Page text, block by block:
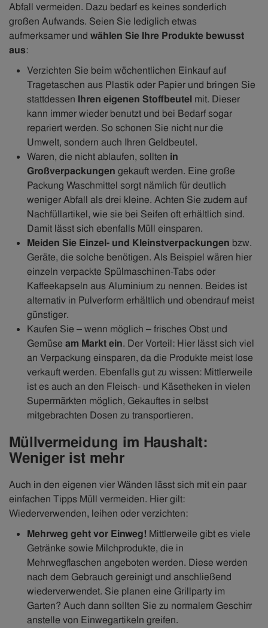
Abfall vermeiden. Dazu bedarf es keines sonderlich
großen Aufwands. Seien Sie lediglich etwas
aufmerksamer und wählen Sie Ihre Produkte bewusst
aus:
Verzichten Sie beim wöchentlichen Einkauf auf
Tragetaschen aus Plastik oder Papier und bringen Sie
stattdessen Ihren eigenen Stoffbeutel mit. Dieser
kann immer wieder benutzt und bei Bedarf sogar
repariert werden. So schonen Sie nicht nur die
Umwelt, sondern auch Ihren Geldbeutel.
Waren, die nicht ablaufen, sollten in
Großverpackungen gekauft werden. Eine große
Packung Waschmittel sorgt nämlich für deutlich
weniger Abfall als drei kleine. Achten Sie zudem auf
Nachfüllartikel, wie sie bei Seifen oft erhältlich sind.
Damit lässt sich ebenfalls Müll einsparen.
Meiden Sie Einzel- und Kleinstverpackungen bzw.
Geräte, die solche benötigen. Als Beispiel wären hier
einzeln verpackte Spülmaschinen-Tabs oder
Kaffeekapseln aus Aluminium zu nennen. Beides ist
alternativ in Pulverform erhältlich und obendrauf meist
günstiger.
Kaufen Sie – wenn möglich – frisches Obst und
Gemüse am Markt ein. Der Vorteil: Hier lässt sich viel
an Verpackung einsparen, da die Produkte meist lose
verkauft werden. Ebenfalls gut zu wissen: Mittlerweile
ist es auch an den Fleisch- und Käsetheken in vielen
Supermärkten möglich, Gekauftes in selbst
mitgebrachten Dosen zu transportieren.
Müllvermeidung im Haushalt:
Weniger ist mehr
Auch in den eigenen vier Wänden lässt sich mit ein paar
einfachen Tipps Müll vermeiden. Hier gilt:
Wiederverwenden, leihen oder verzichten:
Mehrweg geht vor Einweg! Mittlerweile gibt es viele
Getränke sowie Milchprodukte, die in
Mehrwegflaschen angeboten werden. Diese werden
nach dem Gebrauch gereinigt und anschließend
wiederverwendet. Sie planen eine Grillparty im
Garten? Auch dann sollten Sie zu normalem Geschirr
anstelle von Einwegartikeln greifen.